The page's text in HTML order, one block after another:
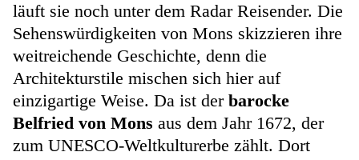
läuft sie noch unter dem Radar Reisender. Die
Sehenswürdigkeiten von Mons skizzieren ihre
weitreichende Geschichte, denn die
Architekturstile mischen sich hier auf
einzigartige Weise. Da ist der barocke
Belfried von Mons aus dem Jahr 1672, der
zum UNESCO-Weltkulturerbe zählt. Dort